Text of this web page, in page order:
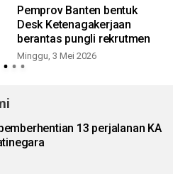
Pemprov Banten bentuk
Desk Ketenagakerjaan
berantas pungli rekrutmen
Minggu, 3 Mei 2026
13 perjalanan KA